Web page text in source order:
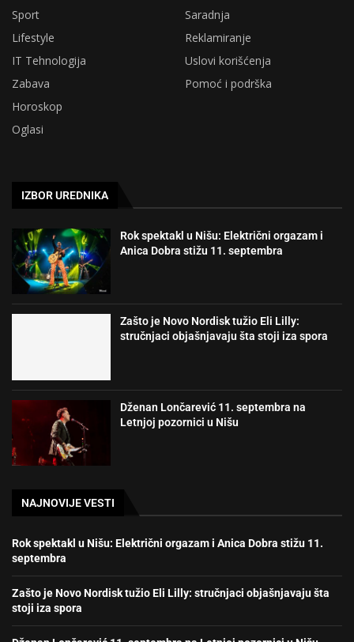
Sport
Saradnja
Lifestyle
Reklamiranje
IT Tehnologija
Uslovi korišćenja
Zabava
Pomoć i podrška
Horoskop
Oglasi
IZBOR UREDNIKA
Rok spektakl u Nišu: Električni orgazam i
Anica Dobra stižu 11. septembra
Zašto je Novo Nordisk tužio Eli Lilly:
stručnjaci objašnjavaju šta stoji iza spora
Dženan Lončarević 11. septembra na
Letnjoj pozornici u Nišu
NAJNOVIJE VESTI
Rok spektakl u Nišu: Električni orgazam i Anica Dobra stižu 11.
septembra
Zašto je Novo Nordisk tužio Eli Lilly: stručnjaci objašnjavaju šta
stoji iza spora